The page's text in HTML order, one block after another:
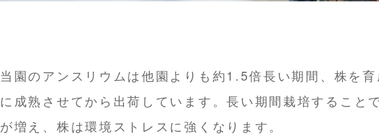
当園のアンスリウムは他園よりも約1.5倍長い期間、株を育
に成熟させてから出荷しています。長い期間栽培すること
が増え、株は環境ストレスに強くなります。